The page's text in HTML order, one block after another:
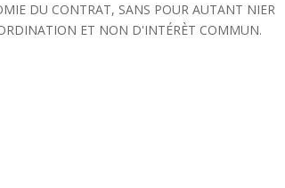
DU CONTRAT, SANS POUR AUTANT NIER
ET NON D'INTÉRÈT COMMUN.